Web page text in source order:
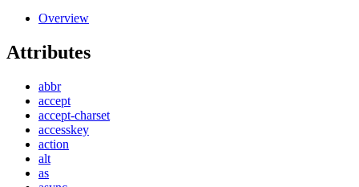
Overview
Attributes
abbr
accept
accept-charset
accesskey
action
alt
as